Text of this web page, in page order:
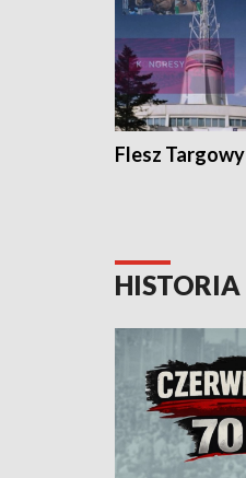
Flesz Targowy
HISTORIA